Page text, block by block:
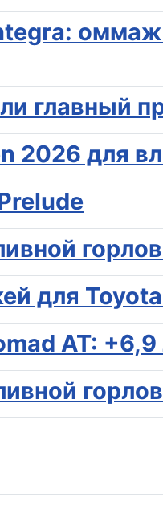
главный
2026 для
для Toyota
AT: